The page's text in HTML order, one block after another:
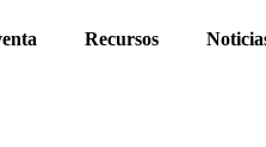
Recursos